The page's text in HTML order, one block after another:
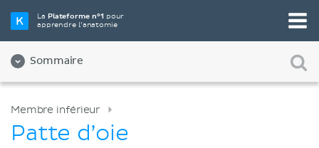
La Plateforme n°1 pour
apprendre l’anatomie
Sommaire
Choisissez votre outil d'étude préféré
Vidéos
Membre inférieur
Patte d’oie